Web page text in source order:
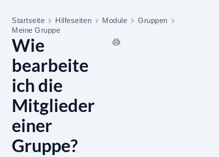
Startseite Hilfeseiten Module
Gruppen
Meine Gruppe
Wie
bearbeite
ich die
Mitglieder
einer
Gruppe?